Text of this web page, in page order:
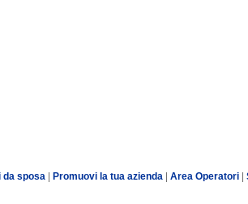
da sposa Promuovi la tua azienda Area Operatori